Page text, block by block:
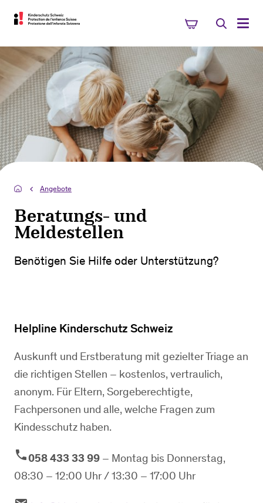
Angebote
Beratungs- und
Meldestellen
Benötigen Sie Hilfe oder Unterstützung?
Helpline Kinderschutz Schweiz
Auskunft und Erstberatung mit gezielter Triage an
die richtigen Stellen – kostenlos, vertraulich,
anonym. Für Eltern, Sorgeberechtigte,
Fachpersonen und alle, welche Fragen zum
Kindesschutz haben.
phone​058 433 33 99 – Montag bis Donnerstag,
08:30 – 12:00 Uhr / 13:30 – 17:00 Uhr